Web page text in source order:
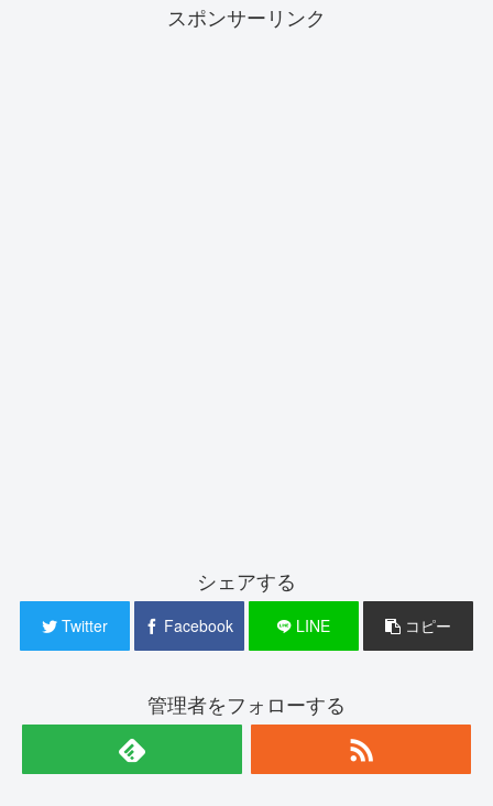
スポンサーリンク
シェアする
Twitter Facebook LINE コピー
管理者をフォローする